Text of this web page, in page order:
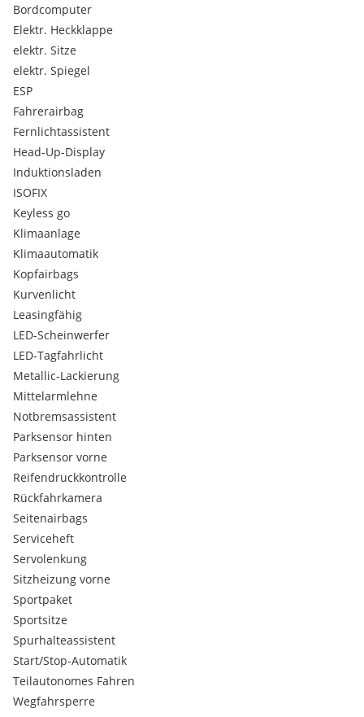
Sitzbelüftung
Allwetterreifen
Kopfstützen im Fond
Außenspiegel beheizbar
Scheiben getönt
Radio
Sitz-Fahrer höhenverstellbar
Sitz-Fahrer & Beifahrer höhenverstellbar
Bordcomputer
Elektr. Heckklappe
elektr. Sitze
elektr. Spiegel
ESP
Fahrerairbag
Fernlichtassistent
Head-Up-Display
Induktionsladen
ISOFIX
Keyless go
Klimaanlage
Klimaautomatik
Kopfairbags
Kurvenlicht
Leasingfähig
LED-Scheinwerfer
LED-Tagfahrlicht
Metallic-Lackierung
Mittelarmlehne
Notbremsassistent
Parksensor hinten
Parksensor vorne
Reifendruckkontrolle
Rückfahrkamera
Seitenairbags
Serviceheft
Servolenkung
Sitzheizung vorne
Sportpaket
Sportsitze
Spurhalteassistent
Start/Stop-Automatik
Teilautonomes Fahren
Wegfahrsperre